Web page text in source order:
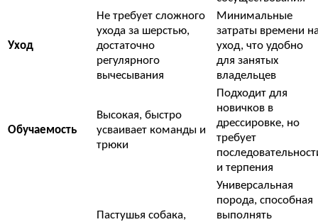
Уход
Не требует сложного
ухода за шерстью,
достаточно
регулярного
вычесывания
Минимальные
затраты времени
уход, что удобно
для занятых
владельцев
Обучаемость
Высокая, быстро
усваивает команды и
трюки
Подходит для
новичков в
дрессировке, но
требует
и терпения
Пастушья собака,
Универсальная
порода, способная
выполнять